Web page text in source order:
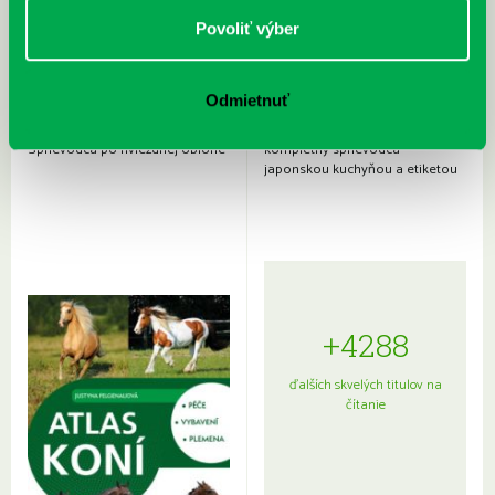
Povoliť výber
Odmietnuť
Sprievodca po hviezdnej oblohe
kompletný sprievodca
japonskou kuchyňou a etiketou
+4288
ďalších skvelých titulov na
čítanie